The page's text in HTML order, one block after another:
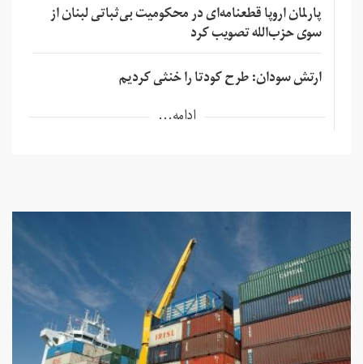
پارلمان اروپا قطعنامه‌ای در محکومیت بی‌ثباتی لبنان از
سوی حزب‌الله تصویب کرد
ارتش سودان: طرح کودتا را خنثی کردیم
ادامه...